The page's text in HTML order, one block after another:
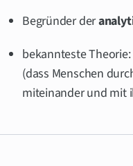
Begründer der
bekannteste Theorie:
(dass Menschen
miteinander und mit